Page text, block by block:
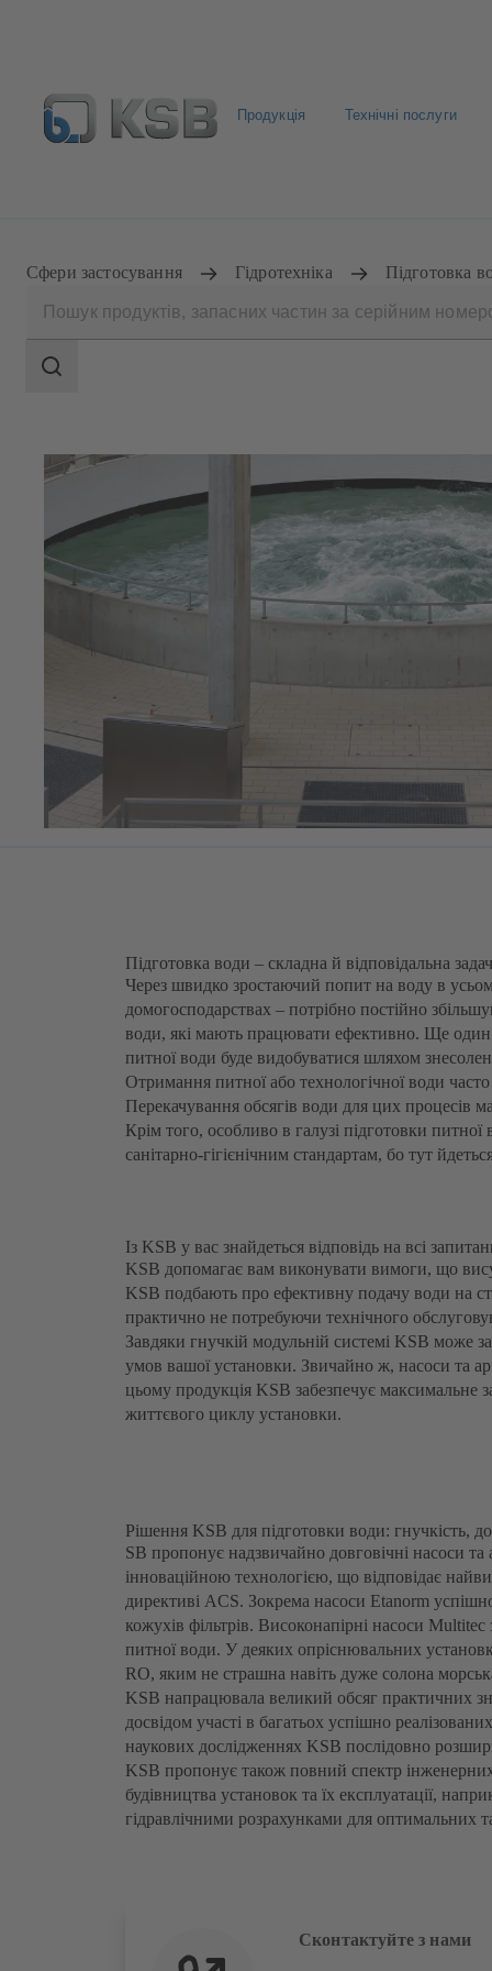
Продукція Технічні послуги
Сфери застосування Гідротехніка Підготовка
scope
Search
Підготовка води – складна й відповідальна
Через швидко зростаючий попит на воду в
домогосподарствах – потрібно постійно
води, які мають працювати ефективно. Ще
питної води буде видобуватися шляхом
Отримання питної або технологічної води
Перекачування обсягів води для цих процесів
Крім того, особливо в галузі підготовки
санітарно-гігієнічним стандартам, бо тут
Із KSB у вас знайдеться відповідь на всі
KSB допомагає вам виконувати вимоги, що
KSB подбають про ефективну подачу води на
практично не потребуючи технічного
Завдяки гнучкій модульній системі KSB може
умов вашої установки. Звичайно ж, насоси та
цьому продукція KSB забезпечує максимальне
життєвого циклу установки.
Рішення KSB для підготовки води: гнучкість,
SB пропонує надзвичайно довговічні насоси та
інноваційною технологією, що відповідає
директиві ACS. Зокрема насоси Etanorm
кожухів фільтрів. Високонапірні насоси
питної води. У деяких опріснювальних
RO, яким не страшна навіть дуже солона
KSB напрацювала великий обсяг практичних
досвідом участі в багатьох успішно
наукових дослідженнях KSB послідовно
KSB пропонує також повний спектр
будівництва установок та їх експлуатації,
гідравлічними розрахунками для оптимальних
Сконтактуйте з нами